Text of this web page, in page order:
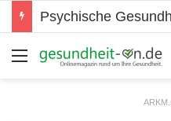
Psychische
Menü